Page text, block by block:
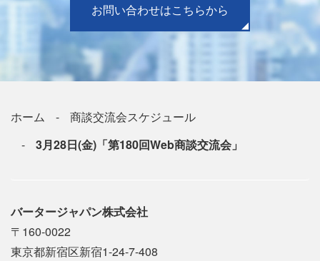
お問い合わせはこちらから
ホーム
商談交流会スケジュール
3月28日(金)「第180回Web商談交流会」
バータージャパン株式会社
〒160-0022
東京都新宿区新宿1-24-7-408